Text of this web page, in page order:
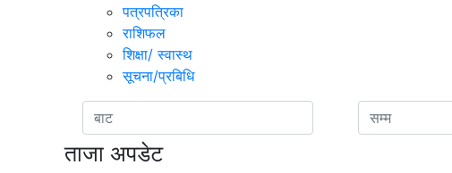
पत्रपत्रिका
राशिफल
शिक्षा/ स्वास्थ
सूचना/प्रबिधि
ताजा अपडेट